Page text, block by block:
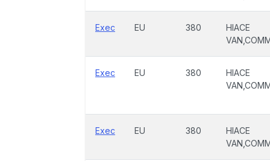
Exec EU 380
HIACE
Exec EU 380
HIACE
Exec EU 380
HIACE